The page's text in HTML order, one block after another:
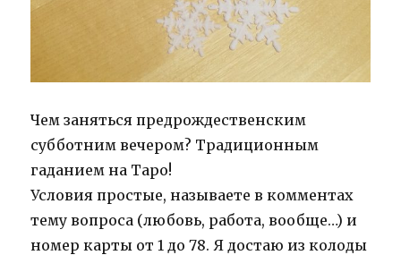
Чем заняться предрождественским
субботним вечером? Традиционным
гаданием на Таро!
Условия простые, называете в комментах
тему вопроса (любовь, работа, вообще…) и
номер карты от 1 до 78. Я достаю из колоды